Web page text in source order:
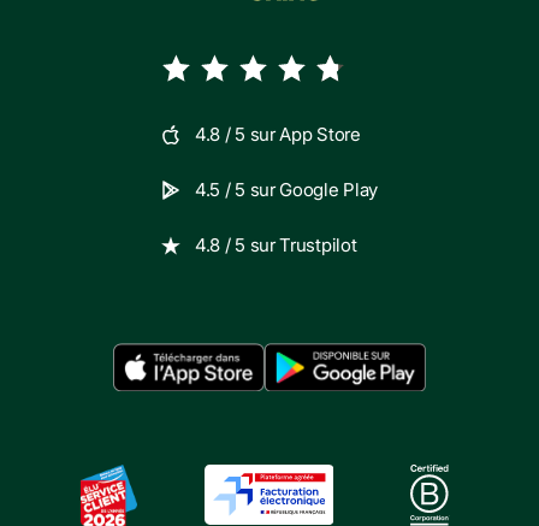
4.8 / 5 surApp Store
4.5 / 5 surGoogle Play
4.8 / 5 surTrustpilot